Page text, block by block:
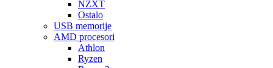
NZXT
Ostalo
USB memorije
AMD procesori
Athlon
Ryzen